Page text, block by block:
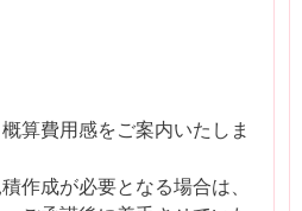
算費用感をご案内いたしま
作成が必要となる場合は、